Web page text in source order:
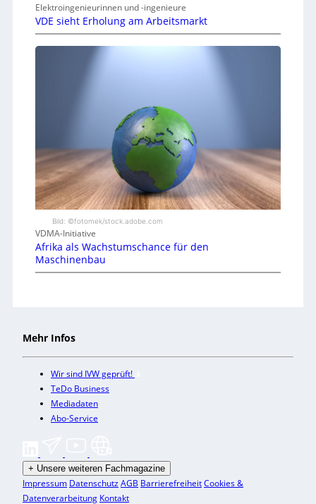
Elektroingenieurinnen und -ingenieure
VDE sieht Erholung am Arbeitsmarkt
Bild: ©fotomek/stock.adobe.com
VDMA-Initiative
Afrika als Wachstumschance für den
Maschinenbau
Mehr Infos
Wir sind IVW geprüft!
TeDo Business
Mediadaten
Abo-Service
+ Unsere weiteren Fachmagazine
Impressum DatenschutzAGB BarrierefreiheitCookies &
Datenverarbeitung Kontakt